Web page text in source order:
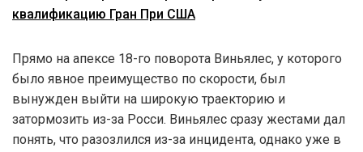
квалификацию Гран При США
Прямо на апексе 18-го поворота Виньялес, у которого
было явное преимущество по скорости, был
вынужден выйти на широкую траекторию и
затормозить из-за Росси. Виньялес сразу жестами дал
понять, что разозлился из-за инцидента, однако уже в